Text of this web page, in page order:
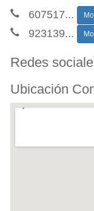
607517...
923139...
Redes
Ubicación